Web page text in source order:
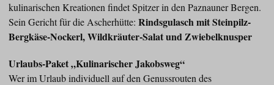
kulinarischen Kreationen findet Spitzer in den Paznauner Bergen.
Sein Gericht für die Ascherhütte: Rindsgulasch mit Steinpilz-
Bergkäse-Nockerl, Wildkräuter-Salat und Zwiebelknusper
Urlaubs-Paket „Kulinarischer Jakobsweg“
Wer im Urlaub individuell auf den Genussrouten des